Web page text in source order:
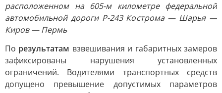
расположенном на 605-м километре федеральной
автомобильной дороги Р-243 Кострома — Шарья —
Киров — Пермь
По результатам взвешивания и габаритных замеров
зафиксированы нарушения установленных
ограничений. Водителями транспортных средств
допущено превышение допустимых параметров